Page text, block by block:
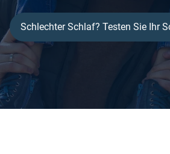
Schlechter Schlaf? Testen Sie Ihr